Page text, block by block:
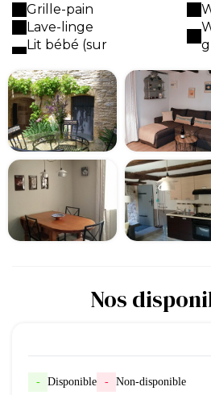
Grille-pain
Lave-linge
Lit bébé (sur
Nos
- Disponible - Non-disponible